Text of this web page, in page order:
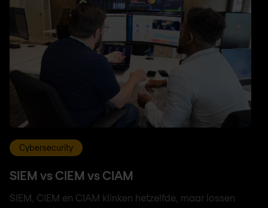
Cybersecurity
SIEM vs CIEM vs CIAM
SIEM, CIEM en CIAM klinken hetzelfde, maar lossen